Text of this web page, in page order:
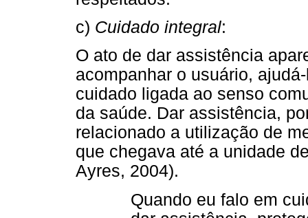
c) Cuidado integral:
O ato de dar assistência
acompanhar o usuário,
cuidado ligada ao senso
da saúde. Dar assistência,
relacionado a utilização de
que chegava até a unidade
Ayres, 2004).
Quando eu falo em